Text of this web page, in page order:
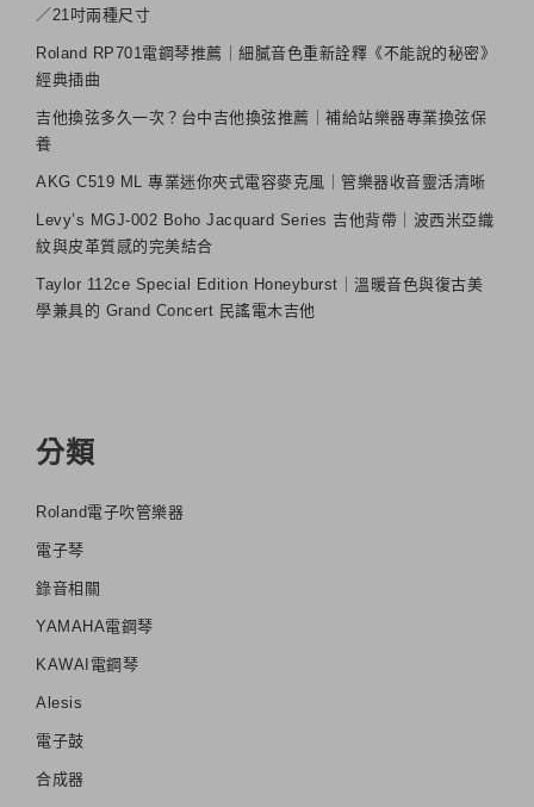
／21吋兩種尺寸
Roland RP701電鋼琴推薦｜細膩音色重新詮釋《不能說的秘密》
經典插曲
吉他換弦多久一次？台中吉他換弦推薦｜補給站樂器專業換弦保
養
AKG C519 ML 專業迷你夾式電容麥克風｜管樂器收音靈活清晰
Levy’s MGJ-002 Boho Jacquard Series 吉他背帶｜波西米亞織
紋與皮革質感的完美結合
Taylor 112ce Special Edition Honeyburst｜溫暖音色與復古美
學兼具的 Grand Concert 民謠電木吉他
分類
Roland電子吹管樂器
電子琴
錄音相關
YAMAHA電鋼琴
KAWAI電鋼琴
Alesis
電子鼓
合成器